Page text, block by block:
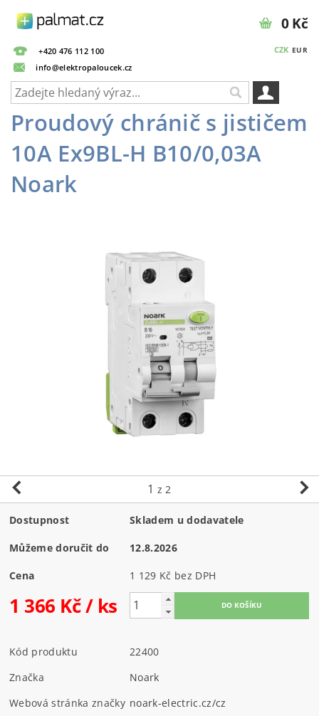
+420 476 112 100
info@elektropaloucek.cz
CZK EUR
0 Kč
Proudový chránič s jističem
10A Ex9BL-H B10/0,03A
Noark
1 z 2
Dostupnost Skladem u dodavatele
Můžeme doručit do 12.8.2026
Cena 1 129 Kč bez DPH
1 366 Kč/ ks
Kód produktu
22400
Značka
Noark
Webová stránka značky noark-electric.cz/cz